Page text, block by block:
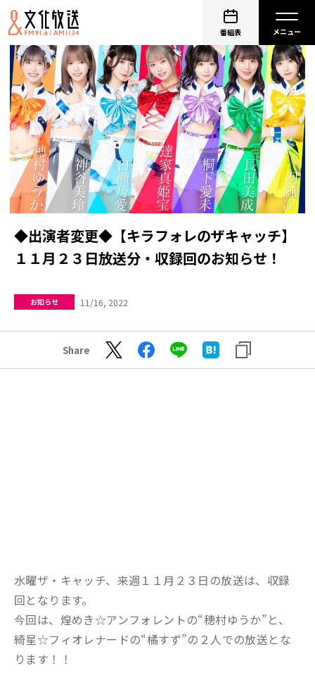
番組表
◆出演者変更◆【キラフォレのザキャッチ】
１１月２３日放送分・収録回のお知らせ！
お知らせ 11/16, 2022
Share
水曜ザ・キャッチ、来週１１月２３日の放送は、収録
回となります。
今回は、煌めき☆アンフォレントの“穂村ゆうか”と、
綺星☆フィオレナードの“橘すず”の２人での放送とな
ります！！